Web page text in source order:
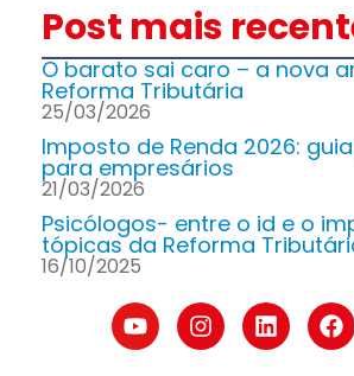
Post mais
O barato sai caro – a nova
Reforma Tributária
25/03/2026
Imposto de Renda 2026:
para empresários
21/03/2026
Psicólogos- entre o id e o
tópicas da Reforma
16/10/2025